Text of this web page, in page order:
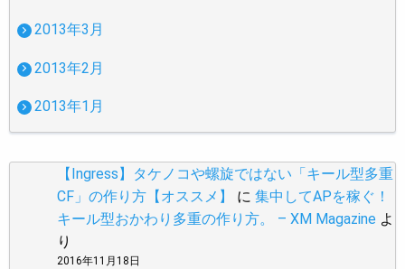
2013年3月
2013年2月
2013年1月
【Ingress】タケノコや螺旋ではない「キール型多重
CF」の作り方【オススメ】
に 集中してAPを稼ぐ！
キール型おかわり多重の作り方。 – XM Magazine よ
り
2016年11月18日